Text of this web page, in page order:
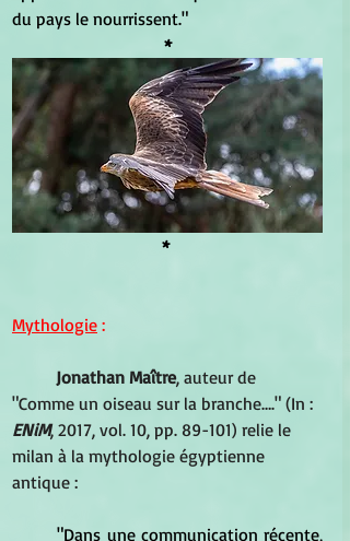
du pays le nourrissent."
*
*
Mythologie :
Jonathan Maître, auteur de
"Comme un oiseau sur la branche…." (In :
ENiM, 2017, vol. 10, pp. 89-101) relie le
milan à la mythologie égyptienne
antique :
	"Dans une communication récente,